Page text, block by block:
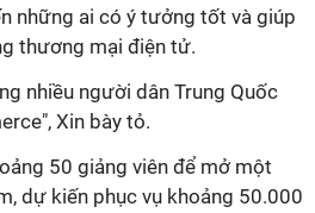
những ai có ý tưởng tốt và giúp
thương mại điện tử.
nhiều người dân Trung Quốc
Xin bày tỏ.
50 giảng viên để mở một
dự kiến phục vụ khoảng 50.000